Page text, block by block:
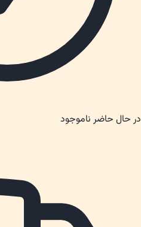
در حال حاضر ناموجود